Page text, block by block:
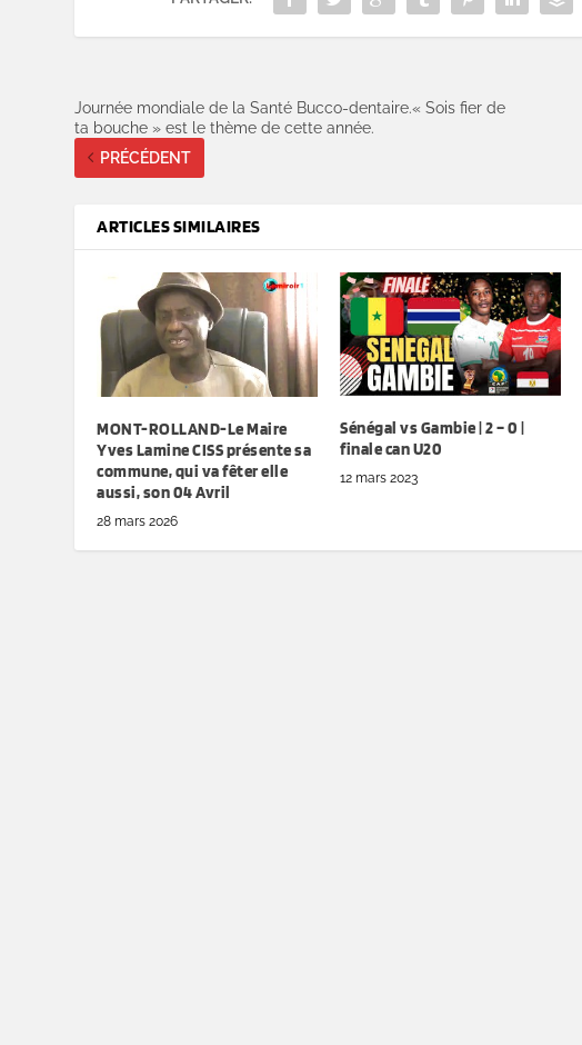
Journée mondiale de la Santé Bucco-dentaire.« Sois fier de
ta bouche » est le thème de cette année.
PRÉCÉDENT
ARTICLES SIMILAIRES
MONT-ROLLAND-Le Maire
Yves Lamine CISS présente sa
commune, qui va fêter elle
aussi, son 04 Avril
28 mars 2026
Sénégal vs Gambie | 2 – 0 |
finale can U20
12 mars 2023